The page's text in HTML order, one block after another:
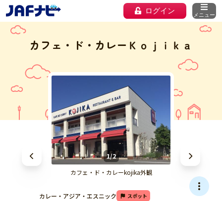
ログイン メニュー
カフェ・ド・カレーＫｏｊｉｋａ
1/2
カフェ・ド・カレーkojika外観
カレー・アジア・エスニック スポット